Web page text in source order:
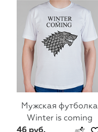
Мужская футболка
Winter is coming
46 руб.